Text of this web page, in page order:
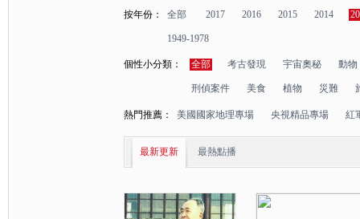
按年份： 全部 2017 2016 2015 2014
1949-1978
個性小分類： 全部 考古發現 宇宙奧秘 動物
刑偵案件 美食 植物 災難
熱門推薦： 美國國家地理專場 央視精品專場 紅
最新更新 最熱點播